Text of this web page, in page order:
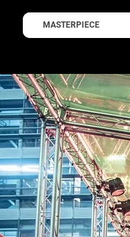
MASTERPIECE